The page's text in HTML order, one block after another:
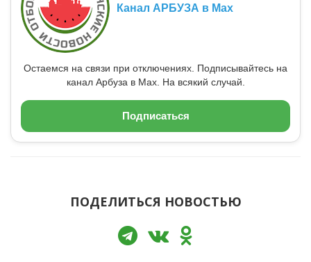
Канал АРБУЗА в Max
Остаемся на связи при отключениях. Подписывайтесь на
канал Арбуза в Max. На всякий случай.
Подписаться
ПОДЕЛИТЬСЯ НОВОСТЬЮ